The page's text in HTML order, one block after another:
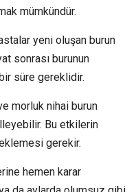
mümkündür.
yeni oluşan burun
sonrası burunun
süre gereklidir.
morluk nihai burun
Bu etkilerin
gerekir.
hemen karar